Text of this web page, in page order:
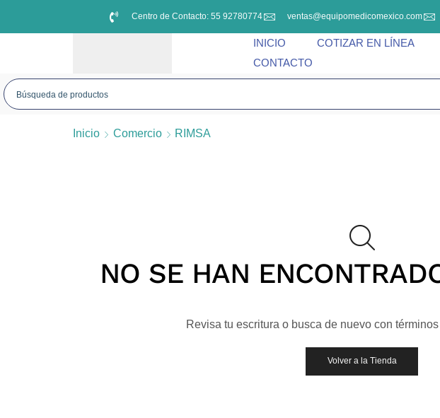
Centro de Contacto: 55 92780774 ventas@equipomedicomexico.com
INICIO COTIZAR EN LÍNEA
CONTACTO
Inicio Comercio RIMSA
NO SE HAN
Revisa tu escritura o busca de nuevo con
Volver a la Tienda